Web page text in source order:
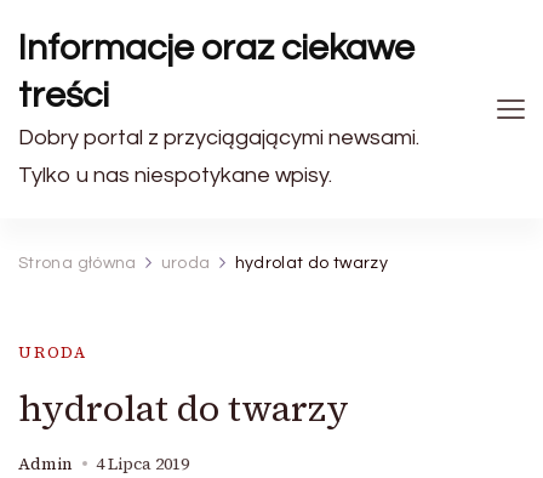
Informacje oraz ciekawe
treści
Dobry portal z przyciągającymi newsami.
Tylko u nas niespotykane wpisy.
Strona główna uroda hydrolat do twarzy
URODA
hydrolat do twarzy
Admin 4 Lipca 2019